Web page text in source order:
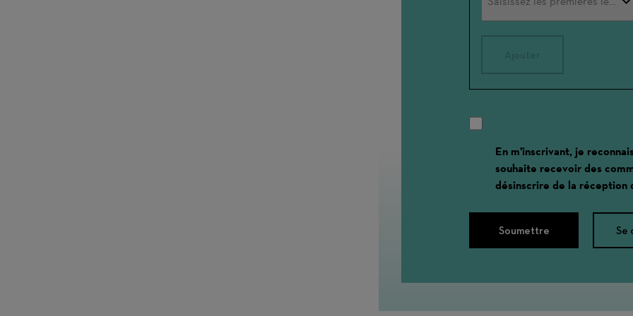
En m'inscrivant, je
souhaite recevoir des
désinscrire de la réception
Soumettre Se